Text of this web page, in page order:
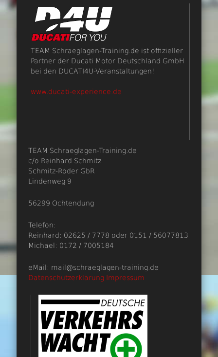
TEAM Schraeglagen-Training.de ist offizieller
Partner der Ducati Motor Deutschland GmbH
bei den DUCATI4U-Veranstaltungen!
www.ducati-experience.de
TEAM Schraeglagen-Training.de
c/o Reinhard Schmitz
Schmitz-Röder GbR
Lindenweg 9
56299 Ochtendung
Telefon:
Reinhard: 02625 / 7778 oder 0151 / 56077813
Michael: 0172 / 7005184
eMail: mail@schraeglagen-training.de
Datenschutzerklärung Impressum